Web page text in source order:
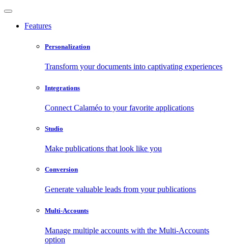
Features
Personalization
Transform your documents into captivating experiences
Integrations
Connect Calaméo to your favorite applications
Studio
Make publications that look like you
Conversion
Generate valuable leads from your publications
Multi-Accounts
Manage multiple accounts with the Multi-Accounts
option